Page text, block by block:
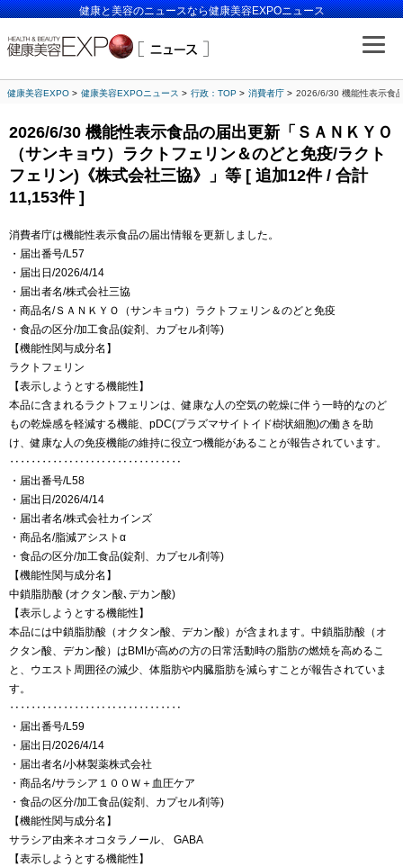
健康と美容のニュースなら健康美容EXPOニュース
健康美容EXPO 健康美容EXPOニュース 行政：TOP 消費者庁 2026/6/30 機能性表示食
2026/6/30 機能性表示食品の届出更新「ＳＡＮＫＹＯ
（サンキョウ）ラクトフェリン＆のどと免疫/ラクト
フェリン)《株式会社三協》」等 [ 追加12件 / 合計
11,153件 ]
消費者庁は機能性表示食品の届出情報を更新しました。
・届出番号/L57
・届出日/2026/4/14
・届出者名/株式会社三協
・商品名/ＳＡＮＫＹＯ（サンキョウ）ラクトフェリン＆のどと免疫
・食品の区分/加工食品(錠剤、カプセル剤等)
【機能性関与成分名】
ラクトフェリン
【表示しようとする機能性】
本品に含まれるラクトフェリンは、健康な人の空気の乾燥に伴う一時的なのど
もの乾燥感を軽減する機能、pDC(プラズマサイトイド樹状細胞)の働きを助
け、健康な人の免疫機能の維持に役立つ機能があることが報告されています。
‥‥‥‥‥‥‥‥‥‥‥‥‥‥‥‥
・届出番号/L58
・届出日/2026/4/14
・届出者名/株式会社カインズ
・商品名/脂減アシストα
・食品の区分/加工食品(錠剤、カプセル剤等)
【機能性関与成分名】
中鎖脂肪酸 (オクタン酸､デカン酸)
【表示しようとする機能性】
本品には中鎖脂肪酸（オクタン酸、デカン酸）が含まれます。中鎖脂肪酸（オ
クタン酸、デカン酸）はBMIが高めの方の日常活動時の脂肪の燃焼を高めるこ
と、ウエスト周囲径の減少、体脂肪や内臓脂肪を減らすことが報告されていま
す。
‥‥‥‥‥‥‥‥‥‥‥‥‥‥‥‥
・届出番号/L59
・届出日/2026/4/14
・届出者名/小林製薬株式会社
・商品名/サラシア１００Ｗ＋血圧ケア
・食品の区分/加工食品(錠剤、カプセル剤等)
【機能性関与成分名】
サラシア由来ネオコタラノール、 GABA
【表示しようとする機能性】